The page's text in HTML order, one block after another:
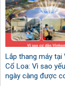
Lắp thang máy tại
Cổ Loa: Vì sao
ngày càng được